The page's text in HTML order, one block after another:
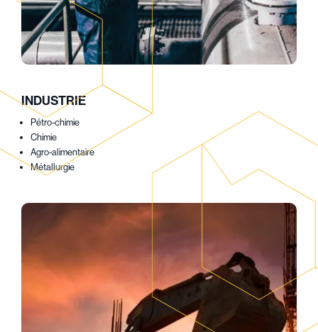
INDUSTRIE
Pétro-chimie
Chimie
Agro-alimentaire
Métallurgie